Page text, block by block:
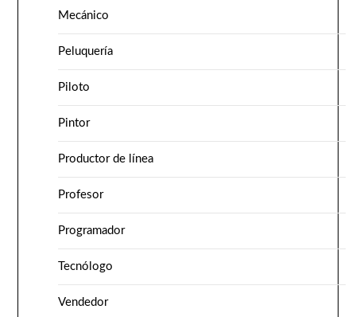
Mecánico
Peluquería
Piloto
Pintor
Productor de línea
Profesor
Programador
Tecnólogo
Vendedor